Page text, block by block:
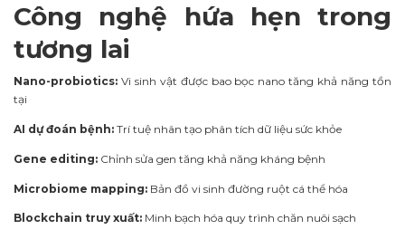
Công nghệ hứa hẹn trong
tương lai
Nano-probiotics: Vi sinh vật được bao bọc nano tăng khả năng tồn
tại
AI dự đoán bệnh: Trí tuệ nhân tạo phân tích dữ liệu sức khỏe
Gene editing: Chỉnh sửa gen tăng khả năng kháng bệnh
Microbiome mapping: Bản đồ vi sinh đường ruột cá thể hóa
Blockchain truy xuất: Minh bạch hóa quy trình chăn nuôi sạch